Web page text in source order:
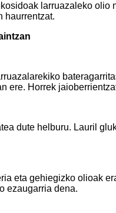
larruazaleko
haurrentzat.
ere. Horrek
dute helburu. Lauril
eta gehiegizko olioak
ezaugarria dena.